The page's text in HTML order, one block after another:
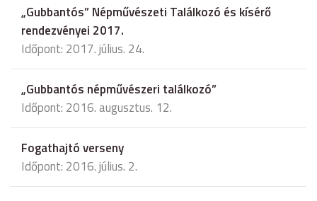
„Gubbantós” Népművészeti Találkozó és kísérő
rendezvényei 2017.
Időpont: 2017. július. 24.
„Gubbantós népművészeri találkozó”
Időpont: 2016. augusztus. 12.
Fogathajtó verseny
Időpont: 2016. július. 2.